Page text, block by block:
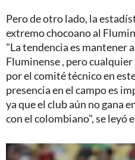
Pero de otro lado, la
extremo chocoano al
"La tendencia es mantener
Fluminense , pero
por el comité técnico en
presencia en el campo es
ya que el club aún no gana
con el colombiano", se leyó